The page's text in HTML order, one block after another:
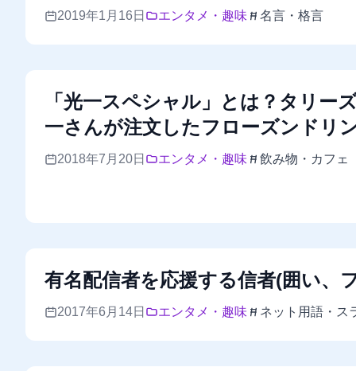
2019年1月16日 エンタメ・趣味 名言・格言
「光一スペシャル」とは？タリー
一さんが注文したフローズンドリ
2018年7月20日 エンタメ・趣味 飲み物・カフェ
有名配信者を応援する信者(囲い、
2017年6月14日 エンタメ・趣味 ネット用語・ス